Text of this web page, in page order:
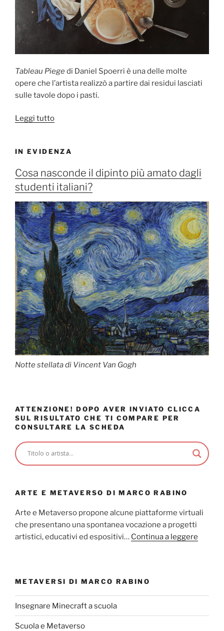
Tableau Piegedi Daniel Spoerri è una delle molte
opere che l’artista realizzò a partire dai residui lasciati
sulle tavole dopo i pasti.
Leggi tutto“Tableau
Daniel
IN EVIDENZA
Cosa nasconde il dipinto più amato dagli
studenti italiani?
Notte stellata di Vincent Van Gogh
ATTENZIONE! DOPO AVER INVIATO CLICCA
SUL RISULTATO CHE TI COMPARE PER
CONSULTARE LA SCHEDA
ARTE E METAVERSO DI MARCO RABINO
Arte e Metaverso propone alcune piattaforme virtuali
che presentano una spontanea vocazione a progetti
artistici, educativi ed espositivi… Continua a leggere
METAVERSI DI MARCO RABINO
Insegnare Minecraft a scuola
Scuola e Metaverso